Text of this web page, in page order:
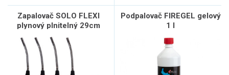
Zapalovač SOLO FLEXI
plynový plnitelný 29cm
Podpalovač FIREGEL gelový
1 l